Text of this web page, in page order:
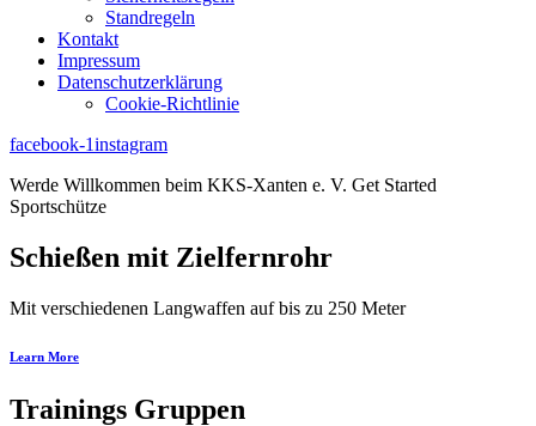
Standregeln
Kontakt
Impressum
Datenschutzerklärung
Cookie-Richtlinie
facebook-1instagram
Werde Willkommen beim KKS-Xanten e. V. Get Started
Sportschütze
Schießen mit Zielfernrohr
Mit verschiedenen Langwaffen auf bis zu 250 Meter
Learn More
Trainings Gruppen